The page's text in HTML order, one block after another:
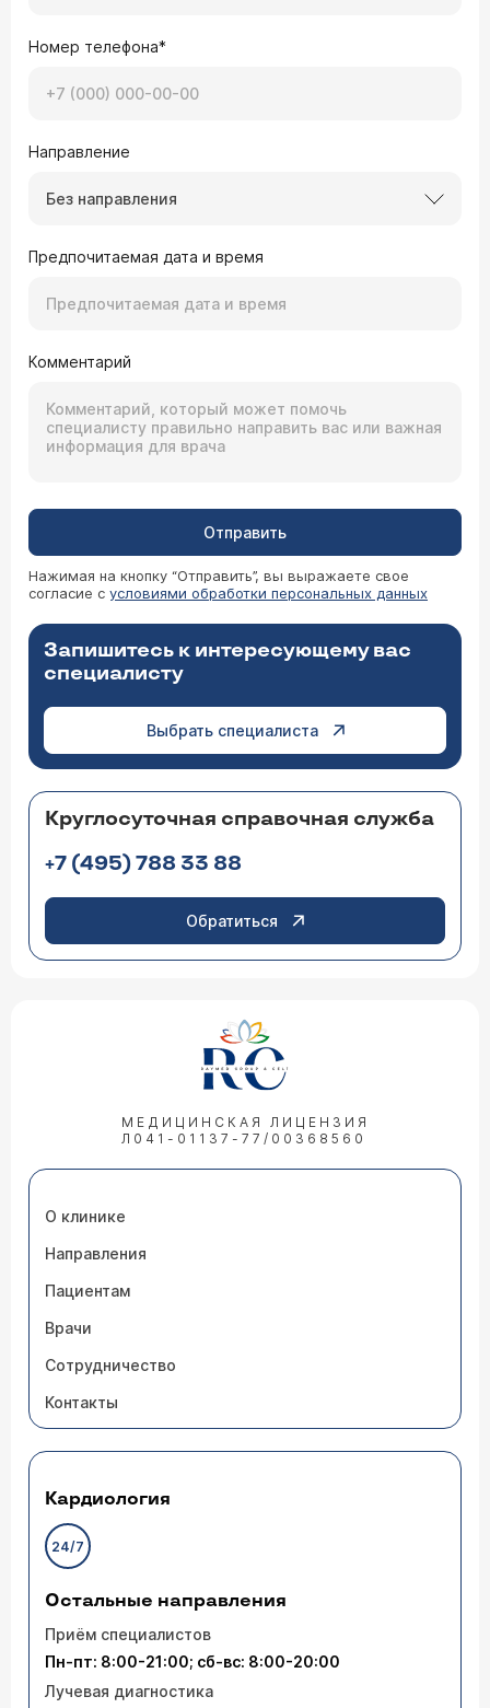
Номер телефона*
Направление
Без направления
Предпочитаемая дата и время
Комментарий
Отправить
Нажимая на кнопку “Отправить”, вы выражаете свое
согласие с условиями обработки персональных данных
Запишитесь к интересующему вас
специалисту
Выбрать специалиста
Круглосуточная справочная служба
+7 (495) 788 33 88
Обратиться
МЕДИЦИНСКАЯ ЛИЦЕНЗИЯ
Л041-01137-77/00368560
О клинике
Направления
Пациентам
Врачи
Сотрудничество
Контакты
Кардиология
24/7
Остальные направления
Приём специалистов
Пн-пт: 8:00-21:00; сб-вс: 8:00-20:00
Лучевая диагностика